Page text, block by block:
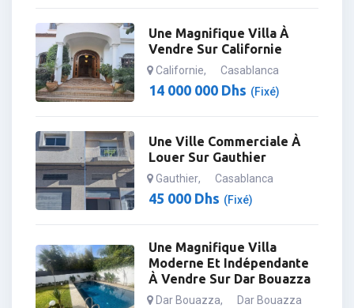
Une Magnifique Villa À
Vendre Sur Californie
Californie, Casablanca
14 000 000 Dhs (Fixé)
Une Ville Commerciale À
Louer Sur Gauthier
Gauthier, Casablanca
45 000 Dhs (Fixé)
Une Magnifique Villa
Moderne Et Indépendante
À Vendre Sur Dar Bouazza
Dar Bouazza, Dar Bouazza